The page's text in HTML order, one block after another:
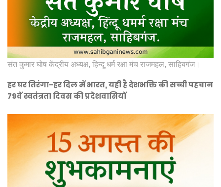
संत कुमार घोष केंद्रीय अध्यक्ष, हिन्दू धर्म रक्षा मंच राजमहल, साहिबगंज।
हर घर तिरंगा-हर दिल में भारत, यही है देशभक्ति की सच्ची पहचान
79वें स्वतंत्रता दिवस की प्रदेशवासियों